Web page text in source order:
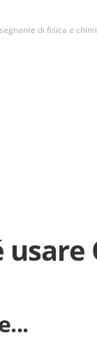
di fisica e
usare